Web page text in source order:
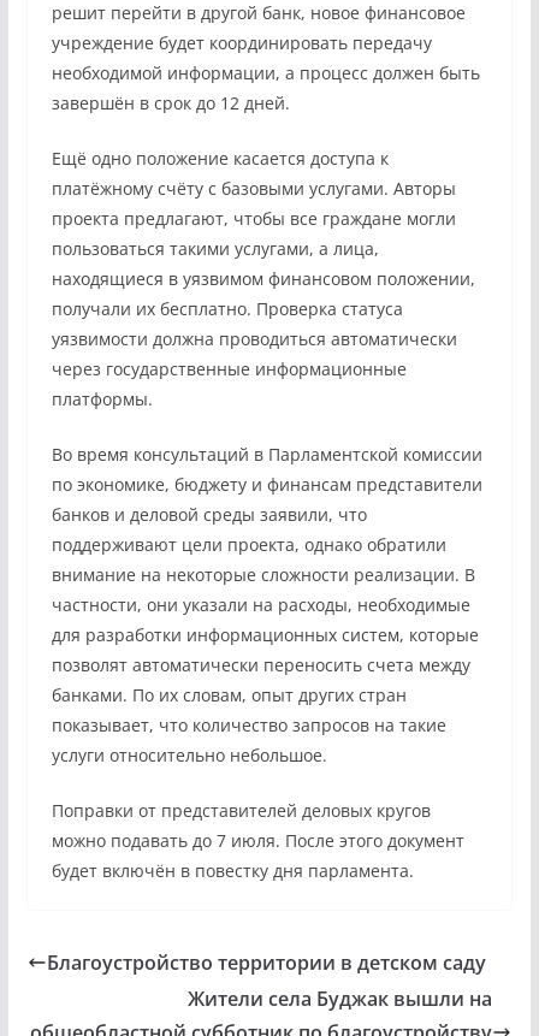
решит перейти в другой банк, новое финансовое
учреждение будет координировать передачу
необходимой информации, а процесс должен быть
завершён в срок до 12 дней.
Ещё одно положение касается доступа к
платёжному счёту с базовыми услугами. Авторы
проекта предлагают, чтобы все граждане могли
пользоваться такими услугами, а лица,
находящиеся в уязвимом финансовом положении,
получали их бесплатно. Проверка статуса
уязвимости должна проводиться автоматически
через государственные информационные
платформы.
Во время консультаций в Парламентской комиссии
по экономике, бюджету и финансам представители
банков и деловой среды заявили, что
поддерживают цели проекта, однако обратили
внимание на некоторые сложности реализации. В
частности, они указали на расходы, необходимые
для разработки информационных систем, которые
позволят автоматически переносить счета между
банками. По их словам, опыт других стран
показывает, что количество запросов на такие
услуги относительно небольшое.
Поправки от представителей деловых кругов
можно подавать до 7 июля. После этого документ
будет включён в повестку дня парламента.
Благоустройство территории в детском саду
Жители села Буджак вышли на